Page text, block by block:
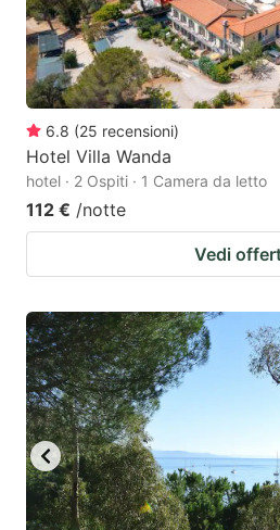
6.8 (25 recensioni)
Hotel Villa Wanda
hotel · 2 Ospiti · 1 Camera da letto
112 € /notte
Vedi